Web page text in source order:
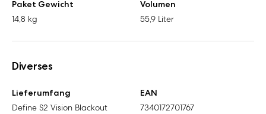
Paket Gewicht
14,8 kg
Volumen
55,9 Liter
Diverses
Lieferumfang
Define S2 Vision Blackout
EAN
7340172701767